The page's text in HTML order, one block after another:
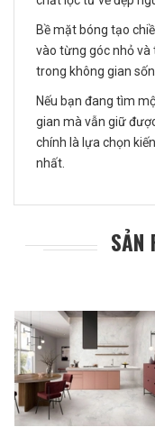
Bề mặt bóng tạo
vào từng góc nhỏ và
trong không gian
Nếu bạn đang tìm
gian mà vẫn giữ
chính là lựa chọn
nhất.
SẢN